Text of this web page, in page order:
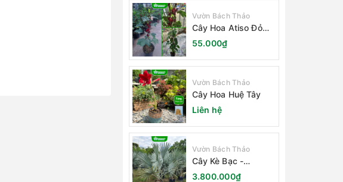
Vườn Bách Thảo
Cây Hoa Atiso Đỏ
(Bụt Gấm Hibiscus)
55.000₫
Vườn Bách Thảo
Cây Hoa Huệ Tây
Liên hệ
Vườn Bách Thảo
Cây Kè Bạc -
Smarckia Nobilis
3.800.000₫